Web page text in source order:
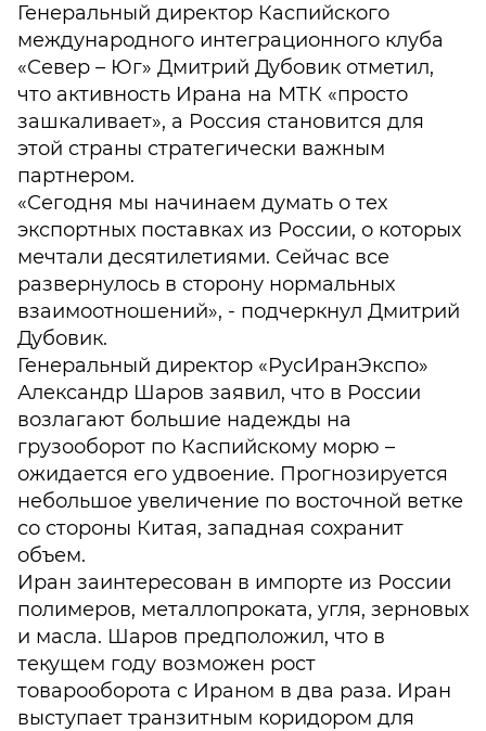
Генеральный директор Каспийского
международного интеграционного клуба
«Север – Юг» Дмитрий Дубовик отметил,
что активность Ирана на МТК «просто
зашкаливает», а Россия становится для
этой страны стратегически важным
партнером.
«Сегодня мы начинаем думать о тех
экспортных поставках из России, о которых
мечтали десятилетиями. Сейчас все
развернулось в сторону нормальных
взаимоотношений», - подчеркнул Дмитрий
Дубовик.
Генеральный директор «РусИранЭкспо»
Александр Шаров заявил, что в России
возлагают большие надежды на
грузооборот по Каспийскому морю –
ожидается его удвоение. Прогнозируется
небольшое увеличение по восточной ветке
со стороны Китая, западная сохранит
объем.
Иран заинтересован в импорте из России
полимеров, металлопроката, угля, зерновых
и масла. Шаров предположил, что в
текущем году возможен рост
товарооборота с Ираном в два раза. Иран
выступает транзитным коридором для